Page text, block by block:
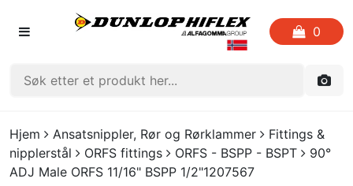
0
FORSIDEN
LISTE OVER FAVORITTER
Hjem Ansatsnippler, Rør og Rørklammer
Fittings &
nipplerstål
ORFS fittings ORFS - BSPP - BSPT
90°
ADJ Male ORFS 11/16" BSPP 1/2"1207567